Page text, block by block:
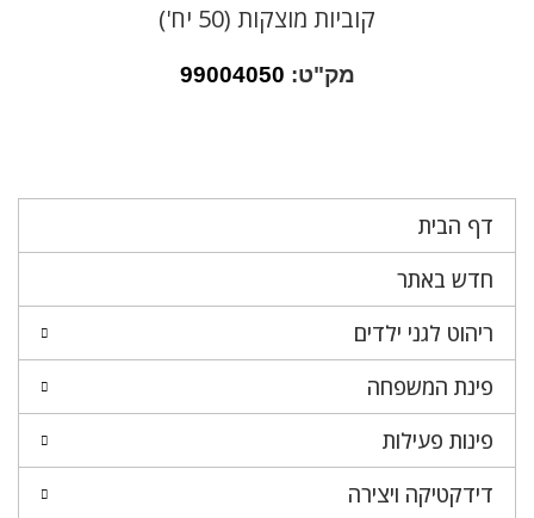
דף הבית
חדש באתר
ריהוט לגני ילדים
פינת המשפחה
פינות פעילות
דידקטיקה ויצירה
קוביות מוצקות (50 יח')
מק"ט: 99004050